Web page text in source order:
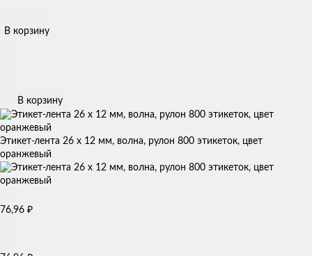
В корзину
В корзину
Этикет-лента 26 х 12 мм, волна, рулон 800 этикеток, цвет
оранжевый
76,96 ₽